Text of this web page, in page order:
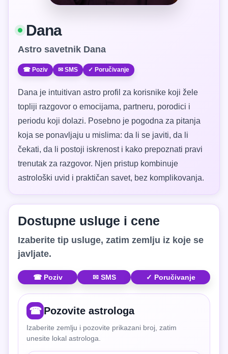
Dana
Astro savetnik Dana
☎ Poziv ✉ SMS ✓ Poručivanje
Dana je intuitivan astro profil za korisnike koji žele
topliji razgovor o emocijama, partneru, porodici i
periodu koji dolazi. Posebno je pogodna za pitanja
koja se ponavljaju u mislima: da li se javiti, da li
čekati, da li postoji iskrenost i kako prepoznati pravi
trenutak za razgovor. Njen pristup kombinuje
astrološki uvid i praktičan savet, bez komplikovanja.
Dostupne usluge i cene
Izaberite tip usluge, zatim zemlju iz koje se
javljate.
☎ Poziv ✉ SMS ✓ Poručivanje
☎ Pozovite astrologa
Izaberite zemlju i pozovite prikazani broj, zatim
unesite lokal astrologa.